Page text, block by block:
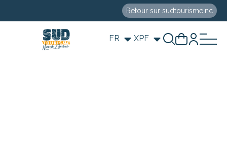
Retour sur sudtourisme.nc
FR XPF